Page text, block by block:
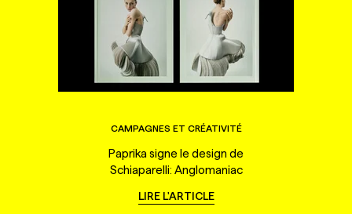
CAMPAGNES ET CRÉATIVITÉ
Paprika signe le design de
Schiaparelli: Anglomaniac
LIRE L'ARTICLE